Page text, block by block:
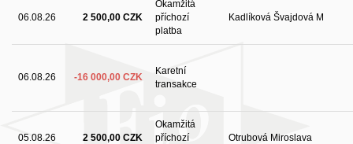
06.08.26 2 500,00 CZK
Okamžitá
příchozí
platba
Kadlíková Švajdová M
06.08.26 -16 000,00 CZK
Karetní
transakce
05.08.26 2 500,00 CZK
Okamžitá
příchozí
Otrubová Miroslava